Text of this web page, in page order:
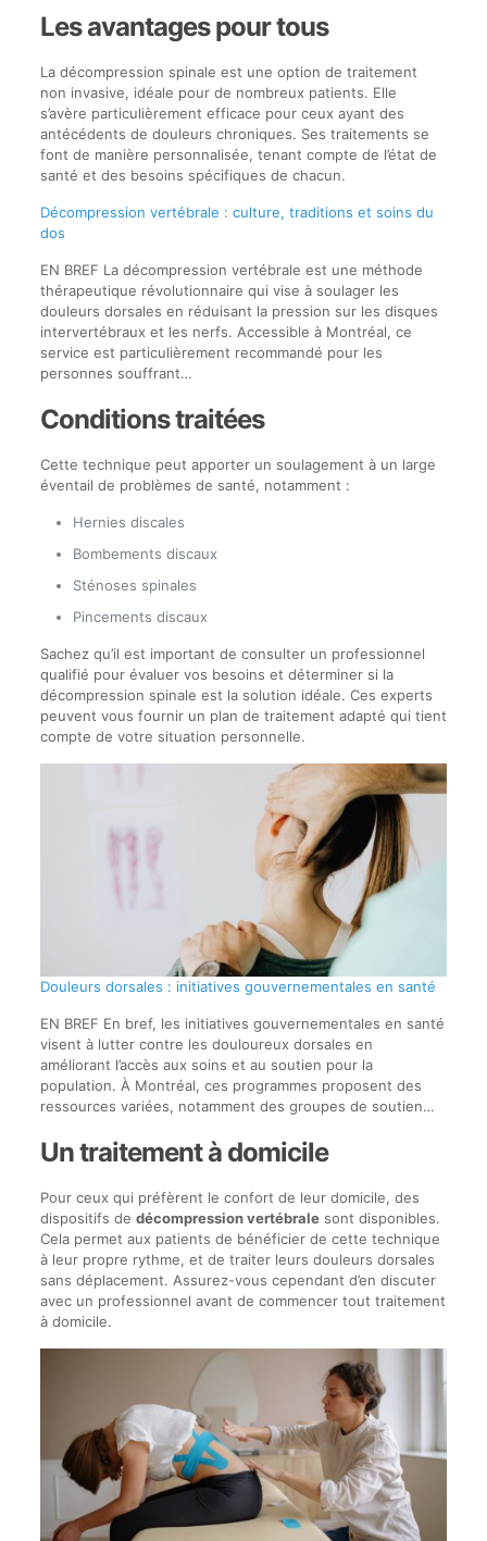
Les avantages pour tous
La décompression spinale est une option de traitement
non invasive, idéale pour de nombreux patients. Elle
s’avère particulièrement efficace pour ceux ayant des
antécédents de douleurs chroniques. Ses traitements se
font de manière personnalisée, tenant compte de l’état de
santé et des besoins spécifiques de chacun.
Décompression vertébrale : culture, traditions et soins du
dos
EN BREF La décompression vertébrale est une méthode
thérapeutique révolutionnaire qui vise à soulager les
douleurs dorsales en réduisant la pression sur les disques
intervertébraux et les nerfs. Accessible à Montréal, ce
service est particulièrement recommandé pour les
personnes souffrant…
Conditions traitées
Cette technique peut apporter un soulagement à un large
éventail de problèmes de santé, notamment :
Hernies discales
Bombements discaux
Sténoses spinales
Pincements discaux
Sachez qu’il est important de consulter un professionnel
qualifié pour évaluer vos besoins et déterminer si la
décompression spinale est la solution idéale. Ces experts
peuvent vous fournir un plan de traitement adapté qui tient
compte de votre situation personnelle.
Douleurs dorsales : initiatives gouvernementales en santé
EN BREF En bref, les initiatives gouvernementales en santé
visent à lutter contre les douloureux dorsales en
améliorant l’accès aux soins et au soutien pour la
population. À Montréal, ces programmes proposent des
ressources variées, notamment des groupes de soutien…
Un traitement à domicile
Pour ceux qui préfèrent le confort de leur domicile, des
dispositifs de décompression vertébralesont disponibles.
Cela permet aux patients de bénéficier de cette technique
à leur propre rythme, et de traiter leurs douleurs dorsales
sans déplacement. Assurez-vous cependant d’en discuter
avec un professionnel avant de commencer tout traitement
à domicile.